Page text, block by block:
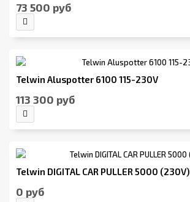
73 500 руб
Telwin Aluspotter 6100 115-230V
113 300 руб
Telwin DIGITAL CAR PULLER 5000 (230V)
0 руб